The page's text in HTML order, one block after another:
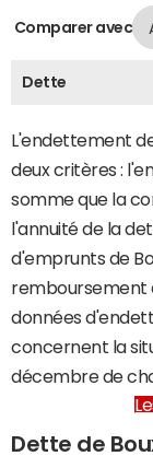
Comparer avec
Dette
L'endettement
deux critères :
somme que la
l'annuité de la
d'emprunts de
remboursement
données
concernent la
décembre de
Dette de